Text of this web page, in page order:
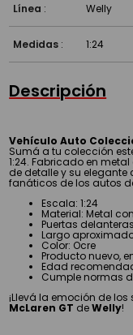
Línea : Welly
Medidas : 1:24
Descripción
Vehículo Auto
Sumá a tu colección
1:24. Fabricado en
de detalle y su elegante
fanáticos de los autos
Escala: 1:24
Material: Metal
Puertas
Largo
Color: Ocre
Producto nuevo,
Edad
Cumple normas
¡Llevá la emoción de
McLaren GT deWelly!